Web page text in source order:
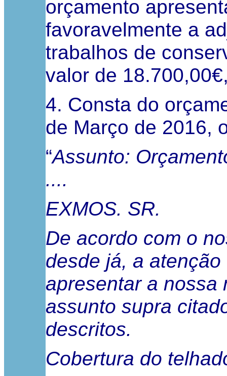
orçamento
favoravelmente a
trabalhos de
valor de
4. Consta do
de Março de 2016,
“Assunto:
....
EXMOS. SR.
De acordo com o
desde já, a
apresentar a nossa
assunto supra
descritos.
Cobertura do